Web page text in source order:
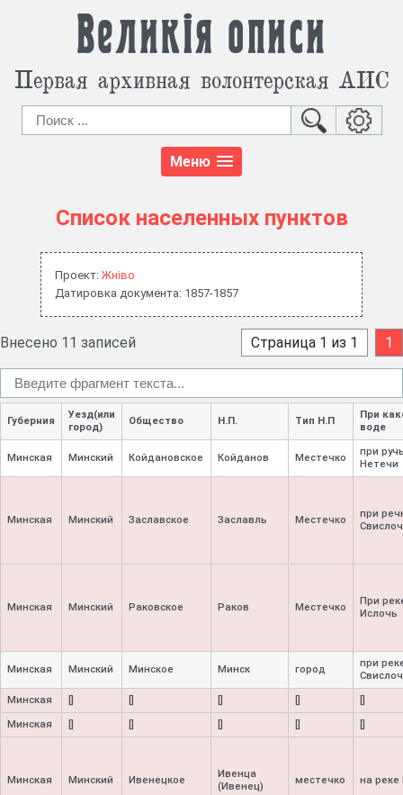
Великія описи
Первая архивная волонтерская АИС
Меню
Список населенных пунктов
Проект: Жнiво
Датировка документа: 1857-1857
Внесено 11 записей Страница 1 из 1 1
Губерния
Уезд(или
город)
Общество Н.П. Тип Н.П
При
воде
Минская Минский Койдановское Койданов Местечко
при
Нетечи
Минская Минский Заславское Заславль Местечко
при
Минская Минский Раковское Раков Местечко
При
Ислочь
Минская Минский Минское Минск город
при
Минская
Минская
Минская Минский Ивенецкое
Ивенца
(Ивенец)
местечко на реке